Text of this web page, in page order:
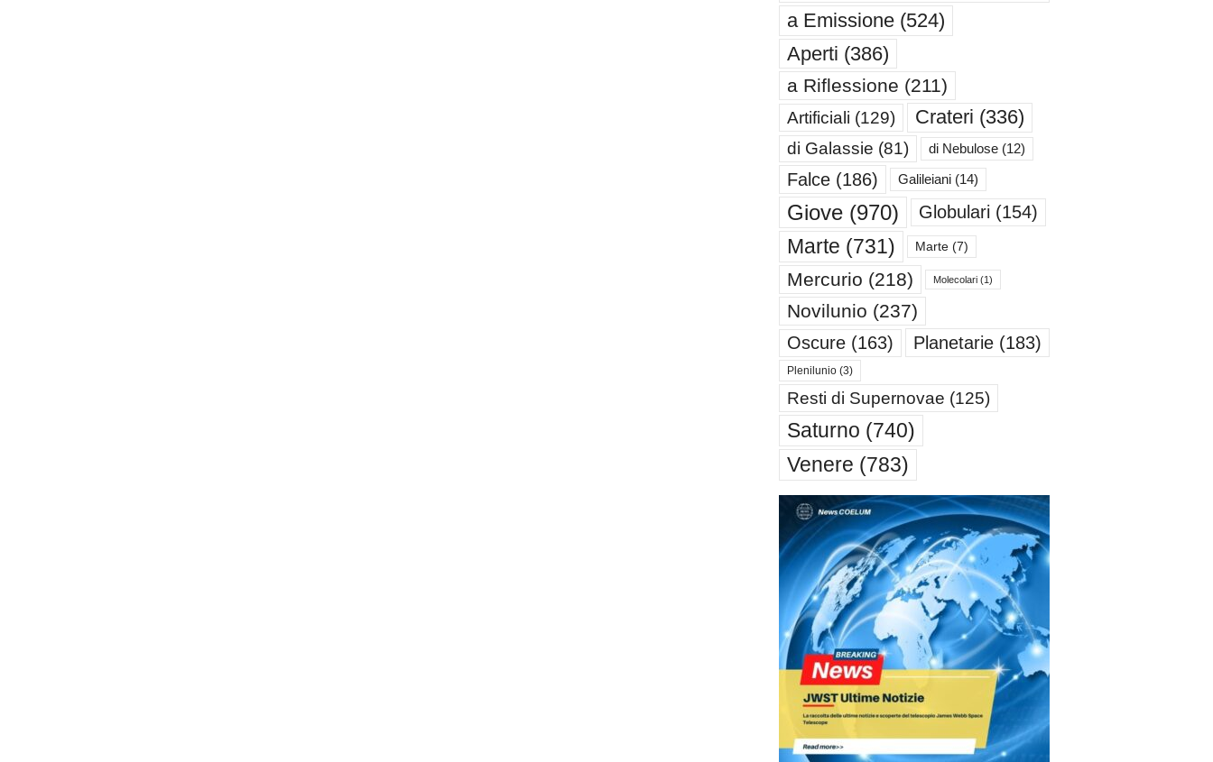
a Emissione(524)
Aperti (386)
a Riflessione (211)
Artificiali (129) Crateri (336)
di Galassie (81) di Nebulose(12)
Falce(186) Galileiani(14)
Giove(970) Globulari (154)
Marte (731) Marte(7)
Mercurio (218) Molecolari(1)
Novilunio (237)
Oscure(163) Planetarie(183)
Plenilunio(3)
Resti di Supernovae (125)
Saturno (740)
Venere (783)